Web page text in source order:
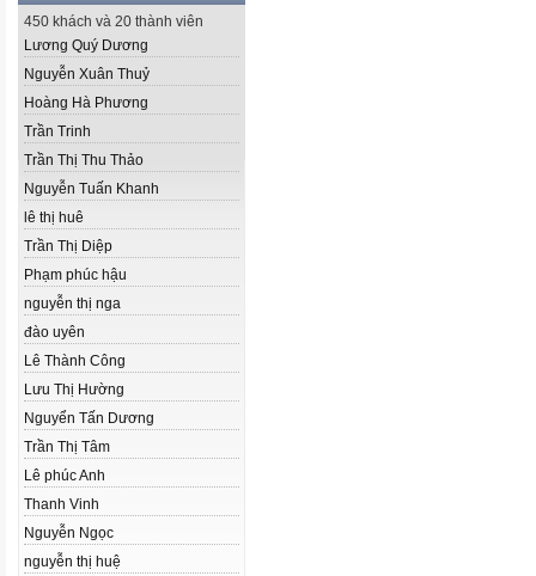
450 khách và 20 thành viên
Lương Quý Dương
Nguyễn Xuân Thuỷ
Hoàng Hà Phương
Trần Trinh
Trần Thị Thu Thảo
Nguyễn Tuấn Khanh
lê thị huê
Trần Thị Diệp
Phạm phúc hậu
nguyễn thị nga
đào uyên
Lê Thành Công
Lưu Thị Hường
Nguyển Tấn Dương
Trần Thị Tâm
Lê phúc Anh
Thanh Vinh
Nguyễn Ngọc
nguyễn thị huệ